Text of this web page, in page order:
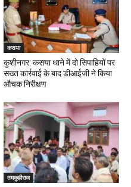
कसया
कुशीनगर: कसया थाने में दो सिपाहियों पर
सख्त कार्रवाई के बाद डीआईजी ने किया
औचक निरीक्षण
तमकुहीराज